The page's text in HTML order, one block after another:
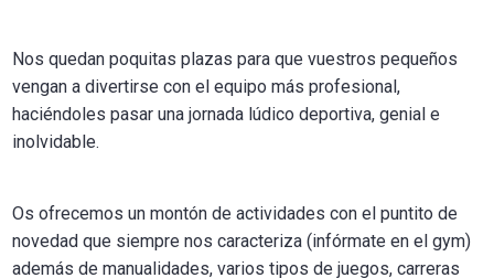
Nos quedan poquitas plazas para que vuestros pequeños
vengan a divertirse con el equipo más profesional,
haciéndoles pasar una jornada lúdico deportiva, genial e
inolvidable.
Os ofrecemos un montón de actividades con el puntito de
novedad que siempre nos caracteriza (infórmate en el gym)
además de manualidades, varios tipos de juegos, carreras